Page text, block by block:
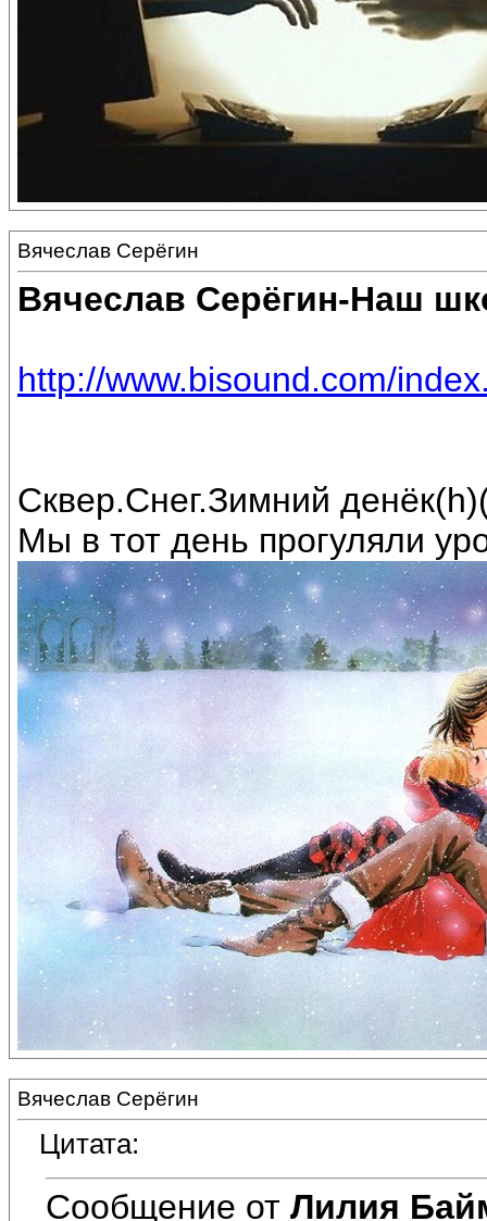
Вячеслав Серёгин
Вячеслав Серёгин-Наш
http://www.bisound.com/
Сквер.Снег.Зимний
Мы в тот день прогуляли
Вячеслав Серёгин
Цитата:
Сообщение от Лилия